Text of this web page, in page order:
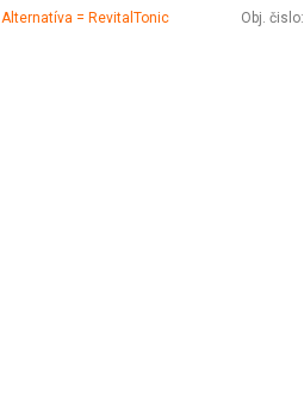
Alternatíva = RevitalTonic Obj. čislo: